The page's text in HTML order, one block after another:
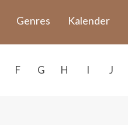
Genres Kalender
F G H I J